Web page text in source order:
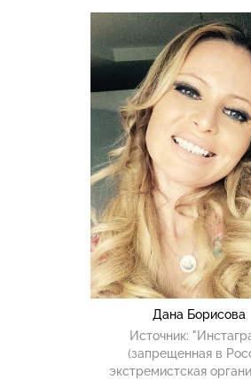
Дана Борисова
Источник:
(запрещенная в
экстремистская